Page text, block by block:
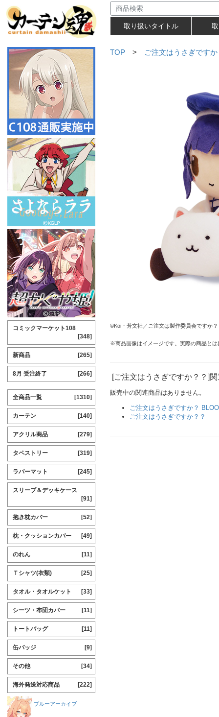
取り扱いタイトル
TOP > ご注文はうさぎです
©Koi・芳文社／ご注文は製作委員会ですか？
※商品画像はイメージです。実際の商品と
[ご注文はうさぎですか？？]
販売中の関連商品はありません。
ご注文はうさぎですか？
ご注文はうさぎですか？？
コミックマーケット108
[348]
新商品 [265]
8月 受注終了 [266]
全商品一覧 [1310]
カーテン [140]
アクリル商品 [279]
タペストリー [319]
ラバーマット [245]
スリーブ＆デッキケース
[91]
抱き枕カバー [52]
枕・クッションカバー [49]
のれん [11]
Ｔシャツ(衣類) [25]
タオル・タオルケット [33]
シーツ・布団カバー [11]
トートバッグ [11]
缶バッジ [9]
その他 [34]
海外発送対応商品 [222]
ブルーアーカイブ